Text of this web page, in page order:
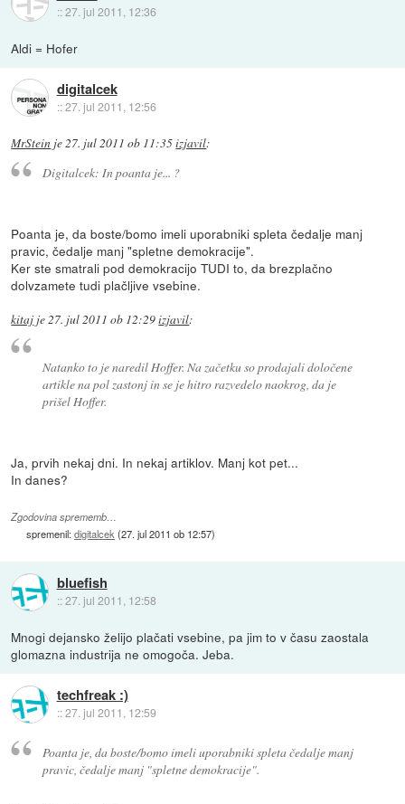
::27. jul 2011, 12:36
Aldi = Hofer
digitalcek
::27. jul 2011, 12:56
MrStein je27. jul 2011 ob 11:35izjavil:
Digitalcek: In poanta je... ?
Poanta je, da boste/bomo imeli uporabniki spleta čedalje manj
pravic, čedalje manj "spletne demokracije".
Ker ste smatrali pod demokracijo TUDI to, da brezplačno
dolvzamete tudi plačljive vsebine.
kitaj je27. jul 2011 ob 12:29izjavil:
Natanko to je naredil Hoffer. Na začetku so prodajali določene
artikle na pol zastonj in se je hitro razvedelo naokrog, da je
prišel Hoffer.
Ja, prvih nekaj dni. In nekaj artiklov. Manj kot pet...
In danes?
Zgodovina sprememb…
spremenil:digitalcek (27. jul 2011 ob 12:57)
bluefish
::27. jul 2011, 12:58
Mnogi dejansko želijo plačati vsebine, pa jim to v času zaostala
glomazna industrija ne omogoča. Jeba.
techfreak :)
::27. jul 2011, 12:59
Poanta je, da boste/bomo imeli uporabniki spleta čedalje manj
pravic, čedalje manj "spletne demokracije".